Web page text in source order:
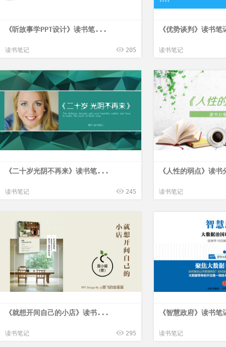
《听故事学PPT设计》读书笔...
读书笔记 205
《优势谈判》读书
读书笔记
《二十岁光阴不再来》读书笔...
读书笔记 245
《人性的弱点》读
读书笔记
《就想开间自己的小店》读书...
读书笔记 295
《智慧政府》读书
读书笔记